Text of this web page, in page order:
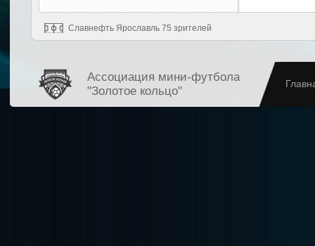
Славнефть Ярославль 75 зрителей
Ассоциация мини-футбола
"Золотое кольцо"